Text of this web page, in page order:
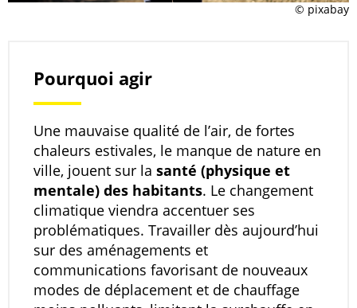
© pixabay
Pourquoi agir
Une mauvaise qualité de l’air, de fortes
chaleurs estivales, le manque de nature en
ville, jouent sur la santé (physique et
mentale) des habitants. Le changement
climatique viendra accentuer ses
problématiques. Travailler dès aujourd’hui
sur des aménagements et
communications favorisant de nouveaux
modes de déplacement et de chauffage